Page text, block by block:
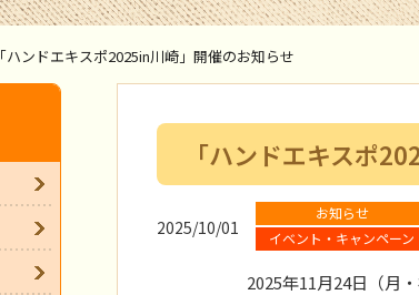
「ハンドエキスポ2025in川崎」開催のお知らせ
「ハンドエキスポ
2025/10/01
お知らせ
イベント・キャンペーン
2025年11月24日（月